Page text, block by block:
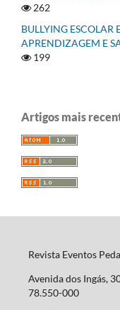
262
BULLYING ESCOLAR
APRENDIZAGEM E
199
Artigos mais
Revista Eventos
Avenida dos Ingás,
78.550-000